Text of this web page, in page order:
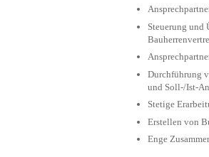
Steuerung und
Durchführung
und Soll-/Ist-
Stetige
Erstellen von
Enge